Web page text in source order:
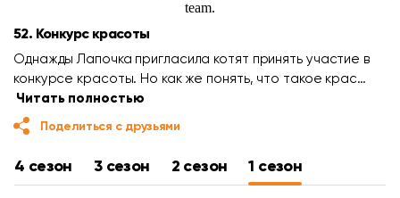
52. Конкурс красоты
Однажды Лапочка пригласила котят принять участие в
конкурсе красоты. Но как же понять, что такое крас…
Читать полностью
Поделиться с друзьями
4 сезон 3 сезон 2 сезон 1 сезон